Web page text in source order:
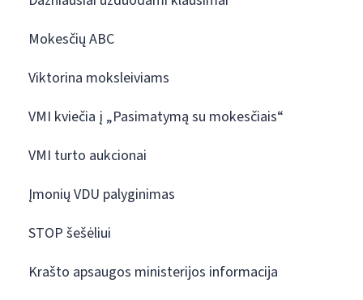
Mokesčių ABC
Viktorina moksleiviams
VMI kviečia į „Pasimatymą su mokesčiais“
VMI turto aukcionai
Įmonių VDU palyginimas
STOP šešėliui
Krašto apsaugos ministerijos informacija